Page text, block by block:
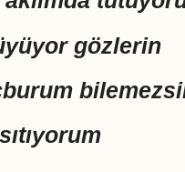
gözlerin